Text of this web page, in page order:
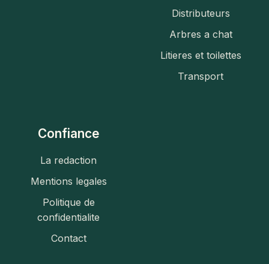
Distributeurs
Arbres a chat
Litieres et toilettes
Transport
Confiance
La redaction
Mentions legales
Politique de
confidentialite
Contact